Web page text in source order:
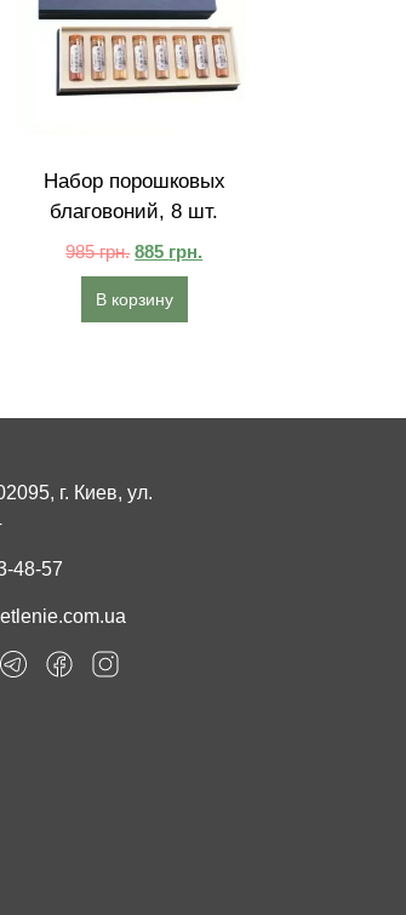
Набор порошковых
благовоний, 8 шт.
985грн. 885 грн.
В корзину
г. Киев, ул.
48-57